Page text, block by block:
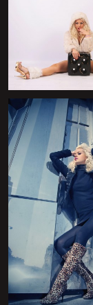
+
+